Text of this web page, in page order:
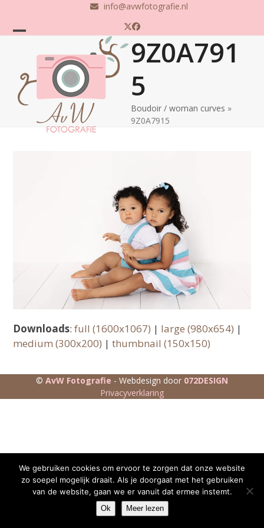
content
info@avwfotografie.nl
Twitter
Facebook
mobile
menu
mobile
menu
9Z0A791
5
Boudoir / woman curves »
9Z0A7915
Downloads:full (1600x1067) | large (980x654) |
medium (300x200) |thumbnail (150x150)
© AvW Fotografie - Webdesign door 072DESIGN
Privacyverklaring
We gebruiken cookies om ervoor te zorgen dat onze website
zo soepel mogelijk draait. Als je doorgaat met het gebruiken
van de website, gaan we er vanuit dat ermee instemt.
Ok Meer lezen